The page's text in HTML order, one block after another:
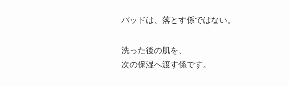
パッドは、落とす係ではない。
洗った後の肌を、
次の保湿へ渡す係です。